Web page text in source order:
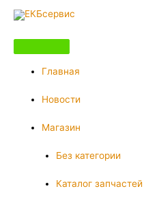
Перейти
содержимому
Главная
Новости
Магазин
Без категории
Каталог